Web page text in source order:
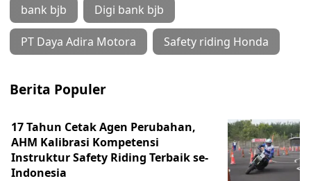
bank bjb Digi bank bjb
PT Daya Adira Motora Safety riding Honda
Berita Populer
17 Tahun Cetak Agen Perubahan,
AHM Kalibrasi Kompetensi
Instruktur Safety Riding Terbaik se-
Indonesia